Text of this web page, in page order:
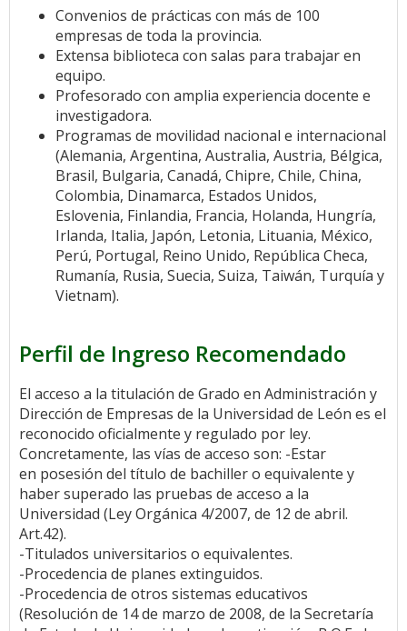
Convenios de prácticas con más de 100
empresas de toda la provincia.
Extensa biblioteca con salas para trabajar en
equipo.
Profesorado con amplia experiencia docente e
investigadora.
Programas de movilidad nacional e internacional
(Alemania, Argentina, Australia, Austria, Bélgica,
Brasil, Bulgaria, Canadá, Chipre, Chile, China,
Colombia, Dinamarca, Estados Unidos,
Eslovenia, Finlandia, Francia, Holanda, Hungría,
Irlanda, Italia, Japón, Letonia, Lituania, México,
Perú, Portugal, Reino Unido, República Checa,
Rumanía, Rusia, Suecia, Suiza, Taiwán, Turquía y
Vietnam).
Perfil de Ingreso Recomendado
El acceso a la titulación de Grado en Administración y
Dirección de Empresas de la Universidad de León es el
reconocido oficialmente y regulado por ley.
Concretamente, las vías de acceso son: -Estar
en posesión del título de bachiller o equivalente y
haber superado las pruebas de acceso a la
Universidad (Ley Orgánica 4/2007, de 12 de abril.
Art.42).
-Titulados universitarios o equivalentes.
-Procedencia de planes extinguidos.
-Procedencia de otros sistemas educativos
(Resolución de 14 de marzo de 2008, de la Secretaría